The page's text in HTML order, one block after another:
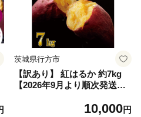
茨城県行方市
【訳あり】 紅はるか 約7kg
【2026年9月より順次発送】
行方台地 さつまいも 茨城県
10,000円